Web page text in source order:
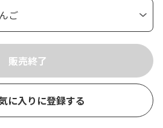
に入りに登録する